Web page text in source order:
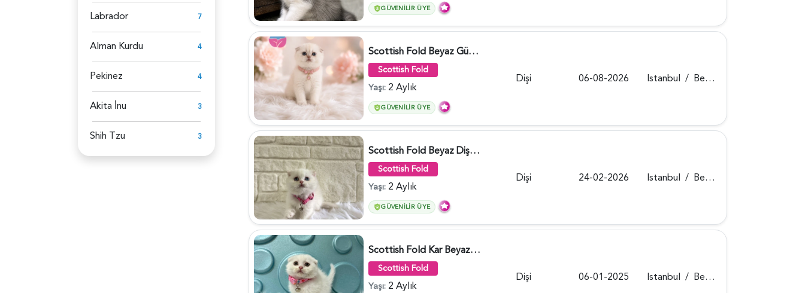
Labrador 7
Alman Kurdu 4
Pekinez 4
Akita İ̇nu 3
Shih Tzu 3
GÜVENILIR ÜYE
Scottish Fold Beyaz Güzellik 2 Aylık - 4690
Scottish Fold
Yaşı: 2 Aylık
GÜVENILIR ÜYE
Dişi 06-08-2026 Istanbul / Beykoz
Scottish Fold Beyaz Dişi Baby Face 2 Aylık - 3704
Scottish Fold
Yaşı: 2 Aylık
GÜVENILIR ÜYE
Dişi 24-02-2026 Istanbul / Beykoz
Scottish Fold Kar Beyazı Dişi 2 Aylık - 2980
Scottish Fold
Yaşı: 2 Aylık
Dişi 06-01-2025 Istanbul / Beykoz